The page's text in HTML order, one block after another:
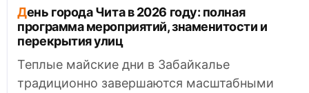
День города Чита в 2026 году: полная
программа мероприятий, знаменитости и
перекрытия улиц
Теплые майские дни в Забайкалье
традиционно завершаются масштабными